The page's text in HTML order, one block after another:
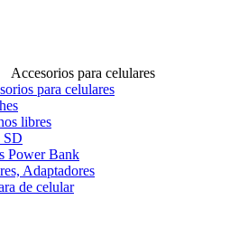
Accesorios para celulares
para celulares
libres
SD
Power Bank
Adaptadores
de celular